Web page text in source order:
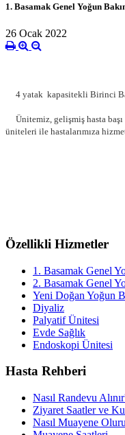
1. Basamak Genel Yoğun
26 Ocak 2022
4 yatak kapasitekli Birinci
Ünitemiz, gelişmiş hasta
üniteleri ile hastalarımıza
Özellikli Hizmetler
1. Basamak Genel
2. Basamak Genel
Yeni Doğan Yoğun
Diyaliz
Palyatif Ünitesi
Evde Sağlık
Endoskopi Ünitesi
Hasta Rehberi
Nasıl Randevu
Ziyaret Saatler ve
Nasıl Muayene